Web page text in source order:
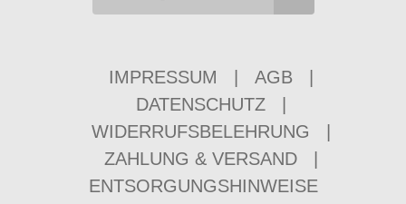
IMPRESSUM AGB
DATENSCHUTZ
WIDERRUFSBELEHRUNG
ZAHLUNG & VERSAND
ENTSORGUNGSHINWEISE